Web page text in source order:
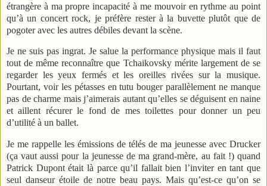
étrangère à ma propre incapacité à me mouvoir en rythme au point
qu’à un concert rock, je préfère rester à la buvette plutôt que de
pogoter avec les autres débiles devant la scène.
Je ne suis pas ingrat. Je salue la performance physique mais il faut
tout de même reconnaître que Tchaikovsky mérite largement de se
regarder les yeux fermés et les oreilles rivées sur la musique.
Pourtant, voir les pétasses en tutu bouger parallèlement ne manque
pas de charme mais j’aimerais autant qu’elles se déguisent en naine
et aillent récurer le fond de mes toilettes pour donner un peu
d’utilité à un ballet.
Je me rappelle les émissions de télés de ma jeunesse avec Drucker
(ça vaut aussi pour la jeunesse de ma grand-mère, au fait !) quand
Patrick Dupont était là parce qu’il fallait bien l’inviter en tant que
seul danseur étoile de notre beau pays. Mais qu’est-ce qu’on se